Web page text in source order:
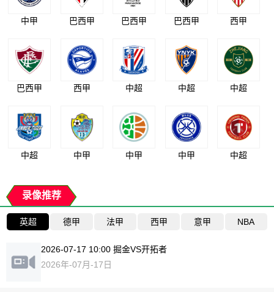
中甲 巴西甲 巴西甲 巴西甲 西甲
巴西甲 西甲 中超 中超 中超
中超 中甲 中甲 中甲 中超
录像推荐
英超 德甲 法甲 西甲 意甲 NBA
2026-07-17 10:00 掘金VS开拓者
2026年-07月-17日